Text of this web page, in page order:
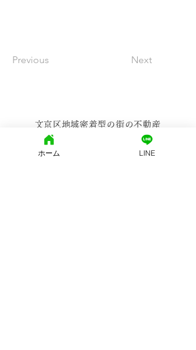
Previous Next
文京区地域密着型の街の不動産
ホーム LINE